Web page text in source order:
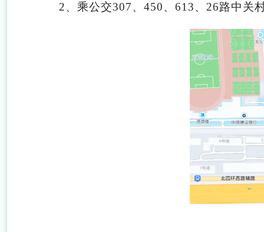
2、乘公交307、450、613、26路中关